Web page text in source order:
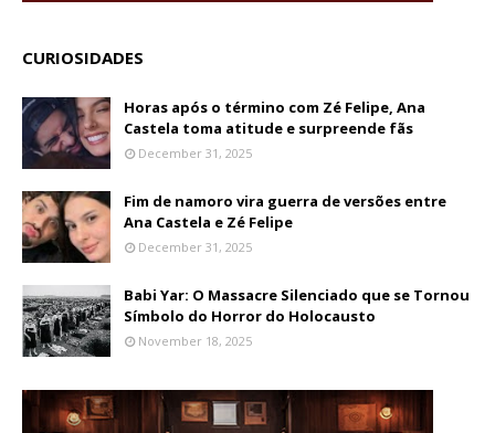
CURIOSIDADES
Horas após o término com Zé Felipe, Ana
Castela toma atitude e surpreende fãs
December 31, 2025
Fim de namoro vira guerra de versões entre
Ana Castela e Zé Felipe
December 31, 2025
Babi Yar: O Massacre Silenciado que se Tornou
Símbolo do Horror do Holocausto
November 18, 2025